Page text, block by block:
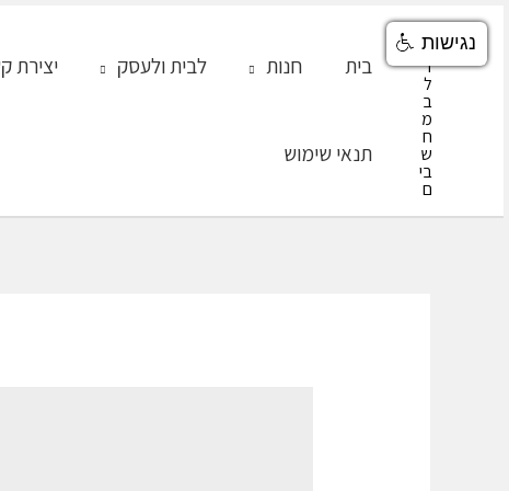
דילוג
בית חנות לבית ולעסק יצירת
תנאי שימוש
נגישות